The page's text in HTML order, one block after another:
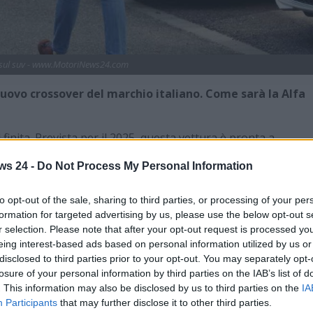
24 - Do Not Process My Personal Information
opt-out of the sale, sharing to third parties, or processing of your
for targeted advertising by us, please use the below opt-out
selection. Please note that after your opt-out request is processed
interest-based ads based on personal information utilized by us
to third parties prior to your opt-out. You may separately
of your personal information by third parties on the IAB’s list of
This information may also be disclosed by us to third parties on the
Participants that may further disclose it to other third parties.
crossover del marchio italiano. Come sarà la Alfa
Prevista per il 2025, questa vettura è pronta a
ambizioso si presenta come una fusione ditecnologia
perdere di vista l’essenza sportiva che ha sempre
di questo restyling. Tra le novità più attese ci
un design triangolare con tecnologiaLED. Questa
ma rappresenta anche un tentativo di differenziarsi in un
eTesla Model Y.
La nuova versione delSUV italianosegna un